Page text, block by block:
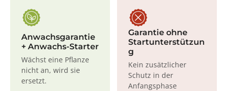
Anwachsgarantie
+ Anwachs-Starter
Wächst eine Pflanze
nicht an, wird sie
ersetzt.
Garantie ohne
Startunterstützun
g
Kein zusätzlicher
Schutz in der
Anfangsphase